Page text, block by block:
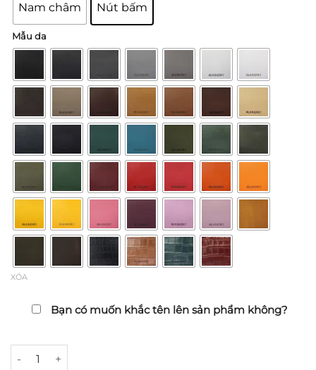
Nam châm Nút bấm
Mẫu da
XÓA
Bạn có muốn khắc tên lên sản phẩm không?
Bao da Bose QuietComfort II | QuietComfort Ultra | Ultra II